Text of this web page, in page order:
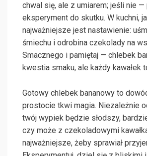
chwal się, ale z umiarem; jeśli nie —
eksperyment do skutku. W kuchni,
najważniejsze jest nastawienie:
śmiechu i odrobina czekolady na
Smacznego i pamiętaj — chlebek
kwestia smaku, ale każdy kawałek
Gotowy chlebek bananowy to
prostocie tkwi magia. Niezależnie
twój wypiek będzie słodszy,
czy może z czekoladowymi
najważniejsze, żeby sprawiał